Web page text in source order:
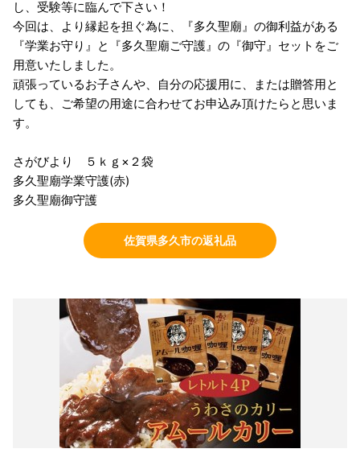
し、受験等に臨んで下さい！
今回は、より縁起を担ぐ為に、『多久聖廟』の御利益がある
『学業お守り』と『多久聖廟ご守護』の『御守』セットをご
用意いたしました。
頑張っているお子さんや、自分の応援用に、または贈答用と
しても、ご希望の用途に合わせてお申込み頂けたらと思いま
す。
さがびより ５ｋｇ×２袋
多久聖廟学業守護(赤)
多久聖廟御守護
佐賀県多久市の返礼品